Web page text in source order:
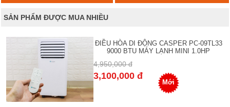
SẢN PHẨM ĐƯỢC MUA NHIỀU
ĐIỀU HÒA DI ĐỘNG CASPER PC-09TL33
9000 BTU MÁY LẠNH MINI 1.0HP
4,950,000 đ
3,100,000 đ
Mới